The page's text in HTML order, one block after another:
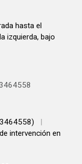
hasta el
izquierda, bajo
intervención en